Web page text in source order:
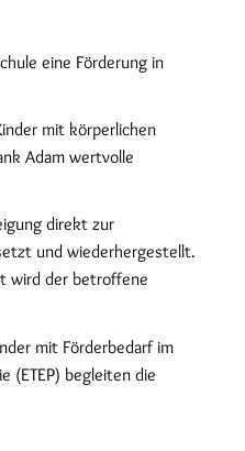
eine Förderung in
mit körperlichen
Adam wertvolle
direkt zur
und wiederhergestellt.
wird der betroffene
mit Förderbedarf im
(ETEP) begleiten die